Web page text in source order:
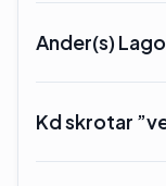
Ander(s)
Kd skrotar